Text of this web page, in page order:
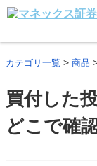
カテゴリ一覧 > 商品
買付した
どこで確